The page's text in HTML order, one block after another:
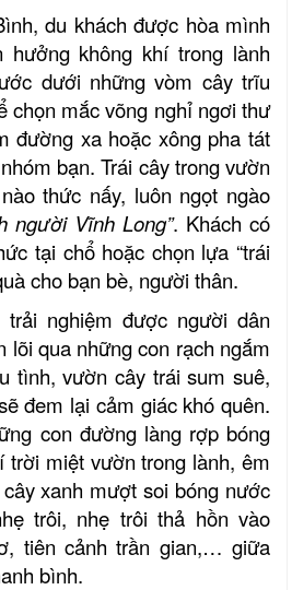
du khách được hòa mình
hưởng không khí trong lành
dưới những vòm cây trĩu
chọn mắc võng nghỉ ngơi thư
đường xa hoặc xông pha tát
bạn. Trái cây trong vườn
thức nấy, luôn ngọt ngào
người Vĩnh Long”. Khách có
tại chổ hoặc chọn lựa “trái
cho bạn bè, người thân.
nghiệm được người dân
lõi qua những con rạch ngắm
tình, vườn cây trái sum suê,
đem lại cảm giác khó quên.
con đường làng rợp bóng
trời miệt vườn trong lành, êm
xanh mượt soi bóng nước
trôi, nhẹ trôi thả hồn vào
tiên cảnh trần gian,… giữa
bình.